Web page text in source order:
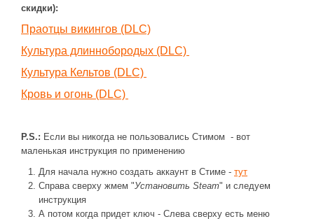
Наше время
Новое время
Крестовые походы
Античность
Средние века
скидки):
Праотцы викингов (DLC)
Культура длиннобородых (DLC)
Культура Кельтов (DLC)
Кровь и огонь (DLC)
P.S.: Если вы никогда не пользовались Стимом - вот
маленькая инструкция по применению
Для начала нужно создать аккаунт в Стиме - тут
Справа сверху жмем "Установить Steam" и следуем
инструкция
А потом когда придет ключ - Слева сверху есть меню